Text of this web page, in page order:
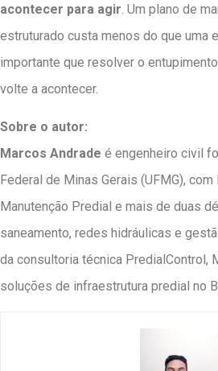
acontecer para agir. Um plano de
estruturado custa menos do que uma
importante que resolver o
volte a acontecer.
Sobre o autor:
Marcos Andrade é engenheiro civil
Federal de Minas Gerais (UFMG),
Manutenção Predial e mais de duas
saneamento, redes hidráulicas e
da consultoria técnica PredialControl,
soluções de infraestrutura predial no